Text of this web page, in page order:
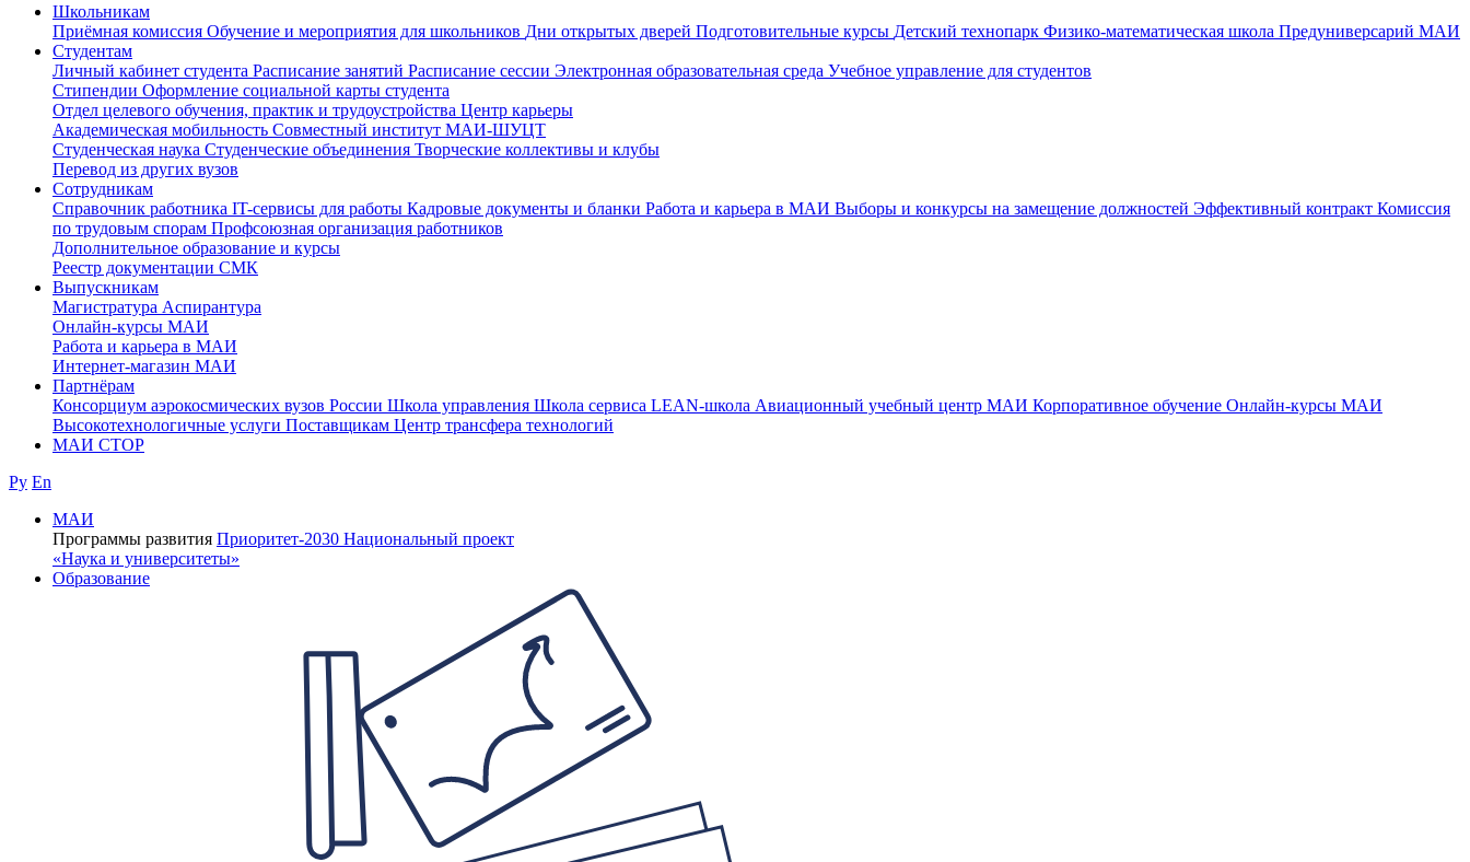
Школьникам
Приёмная комиссия Обучение и мероприятия для школьников Дни открытых дверей Подготовительные курсы Детский технопарк Физико-математическая школа Предуниверсарий МАИ
Студентам
Личный кабинет студента Расписание занятий Расписание сессии Электронная образовательная среда Учебное управление для студентов
Стипендии Оформление социальной карты студента
Отдел целевого обучения, практик и трудоустройства Центр карьеры
Академическая мобильность Совместный институт МАИ-ШУЦТ
Студенческая наука Студенческие объединения Творческие коллективы и клубы
Перевод из других вузов
Сотрудникам
Cправочник работника IT-сервисы для работы Кадровые документы и бланки Работа и карьера в МАИ Выборы и конкурсы на замещение должностей Эффективный контракт Комиссия
по трудовым спорам Профсоюзная организация работников
Дополнительное образование и курсы
Реестр документации СМК
Выпускникам
Магистратура Аспирантура
Онлайн-курсы МАИ
Работа и карьера в МАИ
Интернет-магазин МАИ
Партнёрам
Консорциум аэрокосмических вузов России Школа управления Школа сервиса LEAN-школа Авиационный учебный центр МАИ Корпоративное обучение Онлайн-курсы МАИ
Высокотехнологичные услуги Поставщикам Центр трансфера технологий
МАИ СТОР
Ру En
МАИ
Программы развития Приоритет-2030 Национальный проект
«Наука и университеты»
Образование